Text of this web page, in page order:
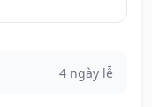
4 ngày lễ